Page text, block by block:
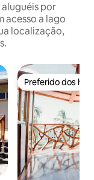
por
acesso a lago
localização,
Preferido dos
Preferido dos